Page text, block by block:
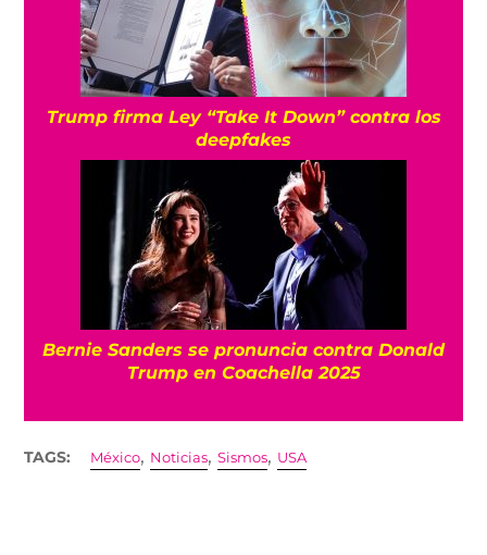
Trump firma Ley “Take It Down” contra los
deepfakes
Bernie Sanders se pronuncia contra Donald
Trump en Coachella 2025
TAGS: México, Noticias,Sismos, USA